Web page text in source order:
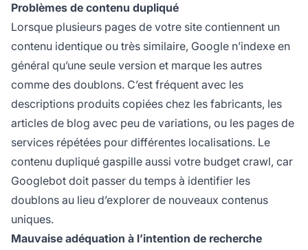
Problèmes de contenu dupliqué
Lorsque plusieurs pages de votre site contiennent un
contenu identique ou très similaire, Google n’indexe en
général qu’une seule version et marque les autres
comme des doublons. C’est fréquent avec les
descriptions produits copiées chez les fabricants, les
articles de blog avec peu de variations, ou les pages de
services répétées pour différentes localisations. Le
contenu dupliqué gaspille aussi votre budget crawl, car
Googlebot doit passer du temps à identifier les
doublons au lieu d’explorer de nouveaux contenus
uniques.
Mauvaise adéquation à l’intention de recherche